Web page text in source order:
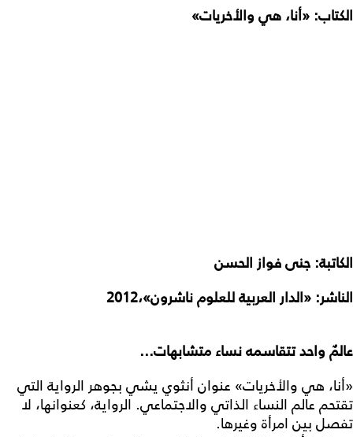
الكتاب: «أنا، هي والأخريات»
الكاتبة: جنى فواز الحسن
الناشر: «الدار العربية للعلوم ناشرون»،2012
عالمٌ واحدتتقاسمهنساء متشابهات...
«أنا، هي والأخريات» عنوان أنثوي يشي بجوهر الرواية التي
تقتحم عالم النساء الذاتي والاجتماعي. الرواية، كعنوانها، لا
تفصل بين امرأة وغيرها.